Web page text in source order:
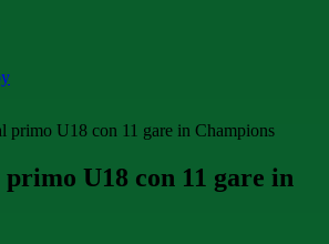
primo U18 con 11 gare in Champions
U18 con 11 gare in